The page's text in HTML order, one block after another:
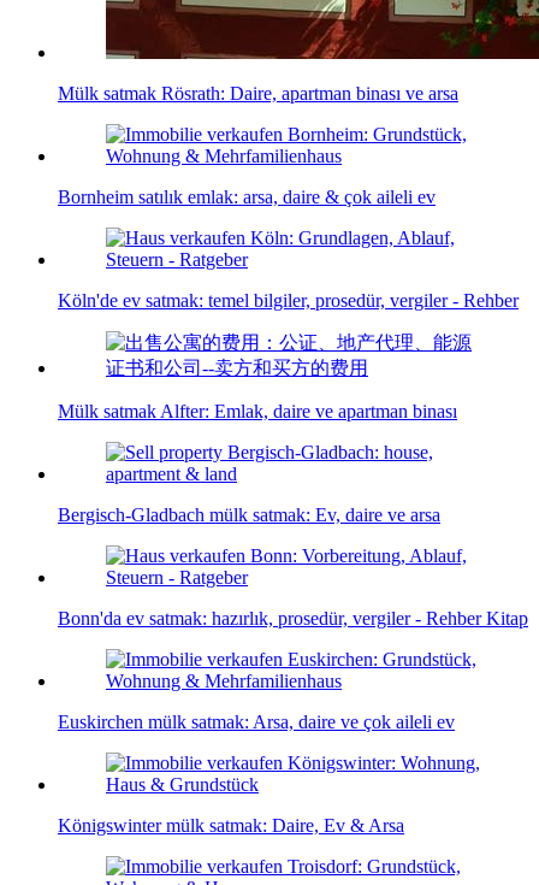
Mülk satmak Rösrath: Daire, apartman binası ve arsa
Bornheim satılık emlak: arsa, daire & çok aileli ev
Köln'de ev satmak: temel bilgiler, prosedür, vergiler - Rehber
Mülk satmak Alfter: Emlak, daire ve apartman binası
Bergisch-Gladbach mülk satmak: Ev, daire ve arsa
Bonn'da ev satmak: hazırlık, prosedür, vergiler - Rehber Kitap
Euskirchen mülk satmak: Arsa, daire ve çok aileli ev
Königswinter mülk satmak: Daire, Ev & Arsa